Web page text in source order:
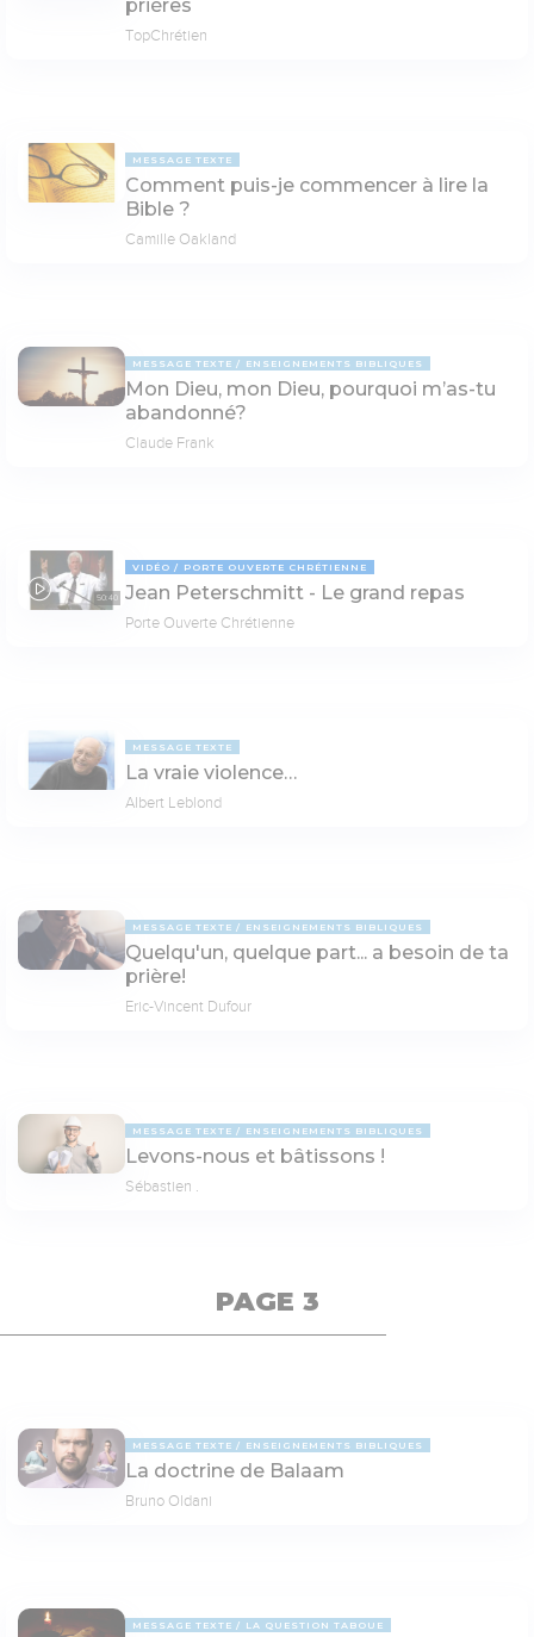
prières
TopChrétien
MESSAGE TEXTE
Comment puis-je commencer à lire la
Bible ?
Camille Oakland
MESSAGE TEXTE ENSEIGNEMENTS BIBLIQUES
Mon Dieu, mon Dieu, pourquoi m’as-tu
abandonné?
Claude Frank
50:40
VIDÉO PORTE OUVERTE CHRÉTIENNE
Jean Peterschmitt - Le grand repas
Porte Ouverte Chrétienne
MESSAGE TEXTE
La vraie violence…
Albert Leblond
MESSAGE TEXTE ENSEIGNEMENTS BIBLIQUES
Quelqu'un, quelque part... a besoin de ta
prière!
Eric-Vincent Dufour
MESSAGE TEXTE ENSEIGNEMENTS BIBLIQUES
Levons-nous et bâtissons !
Sébastien .
PAGE 3
MESSAGE TEXTE ENSEIGNEMENTS BIBLIQUES
La doctrine de Balaam
Bruno Oldani
MESSAGE TEXTE LA QUESTION TABOUE